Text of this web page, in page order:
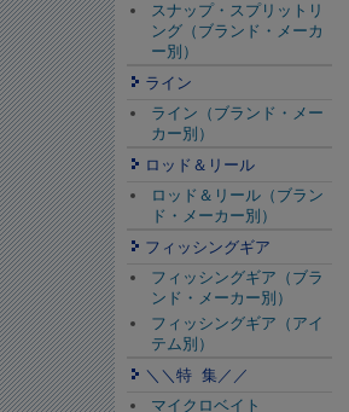
スナップ・スプリットリ
ング（ブランド・メーカ
ー別）
ライン
ライン（ブランド・メー
カー別）
ロッド＆リール
ロッド＆リール（ブラン
ド・メーカー別）
フィッシングギア
フィッシングギア（ブラ
ンド・メーカー別）
フィッシングギア（アイ
テム別）
＼＼特 集／／
マイクロベイト